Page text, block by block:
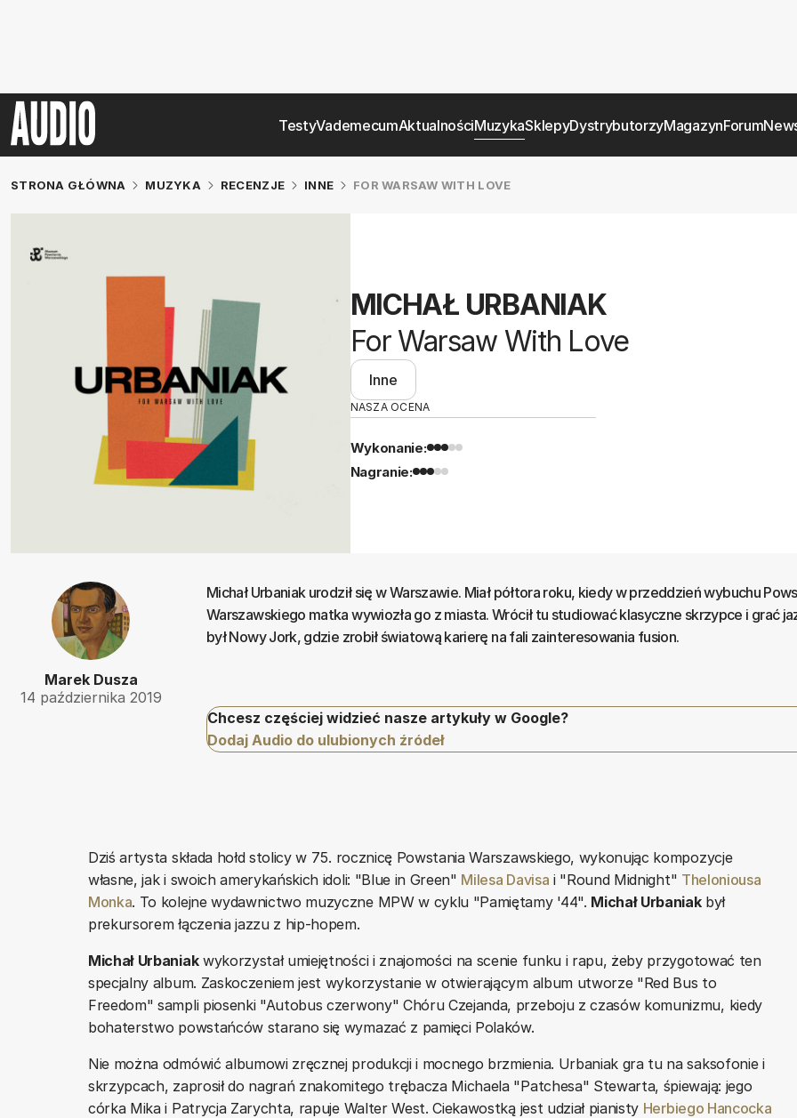
TestyVademecumAktualnościMuzykaSklepyDystrybutorzyMagazynForum
STRONA GŁÓWNA MUZYKA RECENZJE INNE FOR WARSAW WITH LOVE
MICHAŁ URBANIAK
For Warsaw With Love
Inne
NASZA OCENA
Wykonanie:
Nagranie:
Marek Dusza
14 października 2019
Michał Urbaniak urodził się w Warszawie. Miał półtora roku, kiedy w przeddzień wybuchu
Warszawskiego matka wywiozła go z miasta. Wrócił tu studiować klasyczne skrzypce i grać
był Nowy Jork, gdzie zrobił światową karierę na fali zainteresowania fusion.
Chcesz częściej widzieć nasze artykuły w Google?
Dodaj Audio do ulubionych źródeł
Dziś artysta składa hołd stolicy w 75. rocznicę Powstania Warszawskiego, wykonując kompozycje
własne, jak i swoich amerykańskich idoli: "Blue in Green" Milesa Davisa i "Round Midnight" Theloniousa
Monka. To kolejne wydawnictwo muzyczne MPW w cyklu "Pamiętamy '44". Michał Urbaniakbył
prekursorem łączenia jazzu z hip-hopem.
Michał Urbaniakwykorzystał umiejętności i znajomości na scenie funku i rapu, żeby przygotować ten
specjalny album. Zaskoczeniem jest wykorzystanie w otwierającym album utworze "Red Bus to
Freedom" sampli piosenki "Autobus czerwony" Chóru Czejanda, przeboju z czasów komunizmu, kiedy
bohaterstwo powstańców starano się wymazać z pamięci Polaków.
Nie można odmówić albumowi zręcznej produkcji i mocnego brzmienia. Urbaniak gra tu na saksofonie i
skrzypcach, zaprosił do nagrań znakomitego trębacza Michaela "Patchesa" Stewarta, śpiewają: jego
córka Mika i Patrycja Zarychta, rapuje Walter West. Ciekawostką jest udział pianisty Herbiego Hancocka